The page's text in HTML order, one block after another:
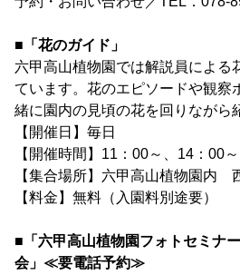
■「花のガイド」
六甲高山植物園では解説員による
ています。花のエピソードや観察
緒に園内の見頃の花を回りながら
【開催日】毎日
【開催時間】11：00～、14：00
【集合場所】六甲高山植物園内
【料金】無料（入園料別途要）
■「六甲高山植物園フォトセミナ
会」≪要電話予約≫